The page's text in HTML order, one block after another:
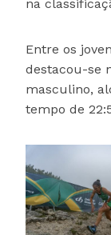
na
Entre os
destacou-se
masculino,
tempo de